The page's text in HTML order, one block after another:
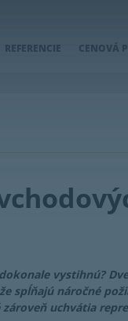
REFERENCIE CENOVÁ
vystihnú?
spĺňajú náročné
uchvátia